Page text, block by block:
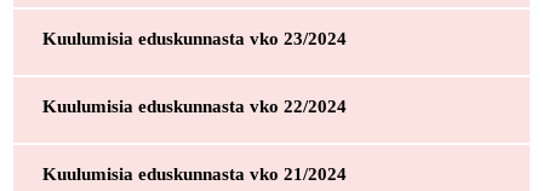
Kuulumisia eduskunnasta vko 23/2024
Kuulumisia eduskunnasta vko 22/2024
Kuulumisia eduskunnasta vko 21/2024